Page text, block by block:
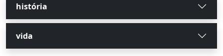
história
vida